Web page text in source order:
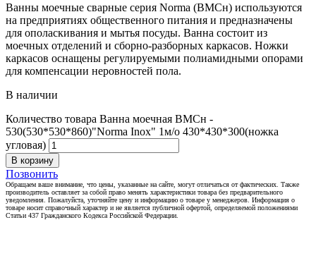
Ванны моечные сварные серия Norma (ВМСн) используются
на предприятиях общественного питания и предназначены
для ополаскивания и мытья посуды. Ванна состоит из
моечных отделений и сборно-разборных каркасов. Ножки
каркасов оснащены регулируемыми полиамидными опорами
для компенсации неровностей пола.
В наличии
Количество товара Ванна моечная ВМСн -
530(530*530*860)"Norma Inox" 1м/о 430*430*300(ножка
угловая)
В корзину
Позвонить
Обращаем ваше внимание, что цены, указанные на сайте, могут отличаться от фактических. Также
производитель оставляет за собой право менять характеристики товара без предварительного
уведомления. Пожалуйста, уточняйте цену и информацию о товаре у менеджеров. Информация о
товаре носит справочный характер и не является публичной офертой, определяемой положениями
Статьи 437 Гражданского Кодекса Российской Федерации.